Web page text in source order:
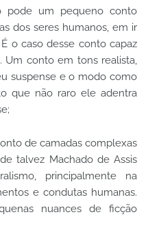
pode um pequeno conto
dos seres humanos, em ir
o caso desse conto capaz
Um conto em tons realista,
suspense e o modo como
que não raro ele adentra
de camadas complexas
talvez Machado de Assis
principalmente na
e condutas humanas.
nuances de ficção